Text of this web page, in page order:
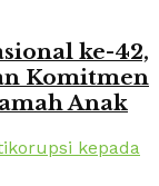
ke-42,
Komitmen
Anak